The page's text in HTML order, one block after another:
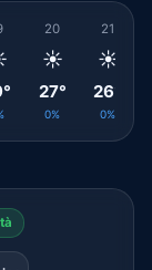
20
☀️
27°
0%
21
☀️
26°
0%